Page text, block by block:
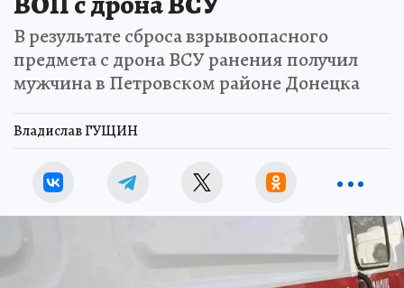
В результате сброса взрывоопасного
предмета с дрона ВСУ ранения получил
мужчина в Петровском районе Донецка
Владислав ГУЩИН